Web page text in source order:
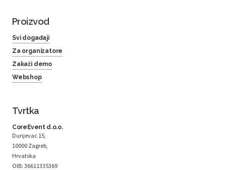
Proizvod
Svi događaji
Za organizatore
Zakaži demo
Webshop
Tvrtka
CoreEvent d.o.o.
Dunjevac 15,
10000 Zagreb,
Hrvatska
OIB: 36611335369